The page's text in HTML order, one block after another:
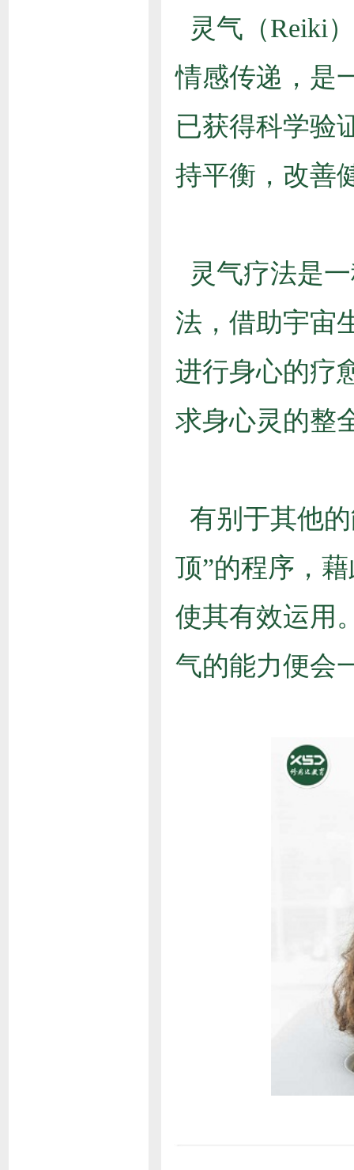
灵气（Reiki
情感传递，是
已获得科学验
持平衡，改善
灵气疗法是
法，借助宇宙
进行身心的疗
求身心灵的整
有别于其他
顶”的程序，
使其有效运用
气的能力便会